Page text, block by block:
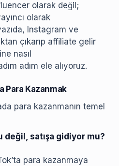
olarak değil;
olarak
Instagram ve
çıkarıp affiliate gelir
nasıl
adım ele alıyoruz.
Para Kazanmak
para kazanmanın temel
değil, satışa gidiyor mu?
para kazanmaya